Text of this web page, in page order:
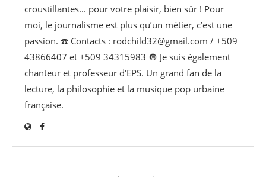
croustillantes... pour votre plaisir, bien sûr ! Pour
moi, le journalisme est plus qu’un métier, c’est une
passion. ☎️ Contacts : rodchild32@gmail.com / +509
43866407 et +509 34315983 🔘 Je suis également
chanteur et professeur d'EPS. Un grand fan de la
lecture, la philosophie et la musique pop urbaine
française.